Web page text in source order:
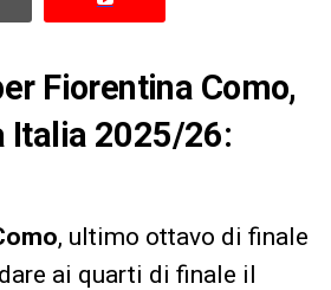
Fiorentina Como,
Italia 2025/26:
, ultimo ottavo di finale
ai quarti di finale il